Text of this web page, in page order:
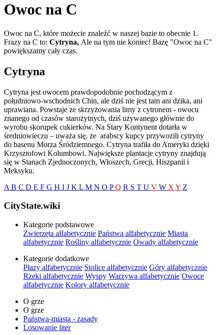
Owoc na C
Owoc na C, które możecie znaleźć w naszej bazie to obecnie 1.
Frazy na C to: Cytryna, Ale na tym nie koniec! Bazę "Owoc na C"
powiększamy cały czas.
Cytryna
Cytryna jest owocem prawdopodobnie pochodzącym z
południowo-wschodnich Chin, ale dziś nie jest tam ani dzika, ani
uprawiana. Powstaje ze skrzyżowania limy z cytronem - owocu
znanego od czasów starożytnych, dziś używanego głównie do
wyrobu skorupek cukierków. Na Stary Kontynent dotarła w
średniowieczu – uważa się, że arabscy ​​kupcy przywozili cytryny
do basenu Morza Śródziemnego. Cytryna trafiła do Ameryki dzięki
Krzysztofowi Kolumbowi. Największe plantacje cytryny znajdują
się w Stanach Zjednoczonych, Włoszech, Grecji, Hiszpanii i
Meksyku.
A B C D E F G H I J K L M N O PQ R S T U V W X Y Z
CityState.wiki
Kategorie podstawowe
Zwierzęta alfabetycznie Państwa alfabetycznie Miasta
alfabetycznie Rośliny alfabetycznie Owady alfabetycznie
Kategorie dodatkowe
Płazy alfabetycznie Stolice alfabetycznie Góry alfabetycznie
Rzeki alfabetycznie Wyspy Warzywa alfabetycznie Owoce
alfabetycznie Kolory alfabetycznie
O grze
O grze
Państwa-miasta - zasady
Losowanie liter